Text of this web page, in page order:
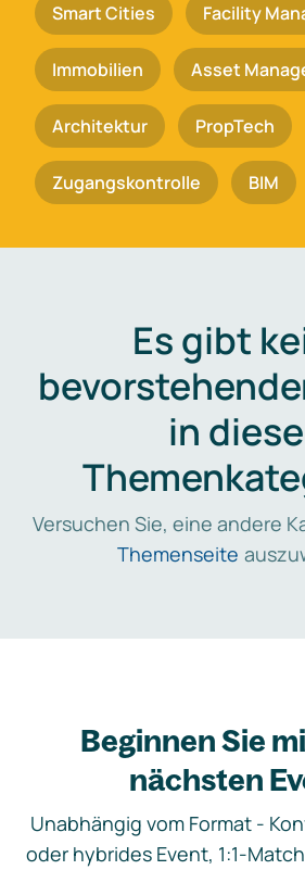
Smart Cities Facility
Immobilien Asset
Architektur PropTech
Zugangskontrolle BIM
Es gibt
in
Versuchen Sie, eine andere
Themenseite
Beginnen Sie
nächsten
Unabhängig vom Format -
oder hybrides Event, 1:1-